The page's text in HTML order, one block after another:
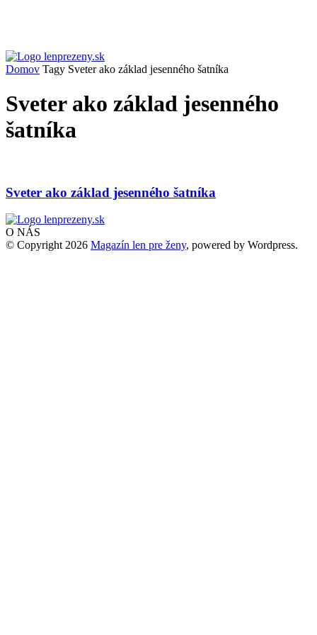
Domov Tagy Sveter ako základ jesenného šatníka
Sveter ako základ jesenného
šatníka
Sveter ako základ jesenného šatníka
O NÁS
© Copyright 2026 Magazín len pre ženy, powered by Wordpress.